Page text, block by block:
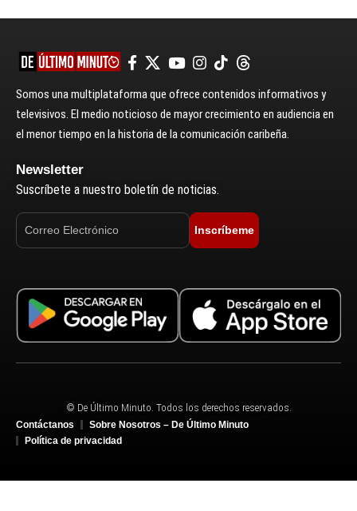
Somos una multiplataforma que ofrece contenidos informativos y
televisivos. El medio noticioso de mayor crecimiento en audiencia en
el menor tiempo en la historia de la comunicación caribeña.
Newsletter
Suscríbete a nuestro boletín de noticias.
Inscríbeme
© De Último Minuto. Todos los derechos reservados.
Contáctanos
Sobre Nosotros – De Último Minuto
Política de privacidad